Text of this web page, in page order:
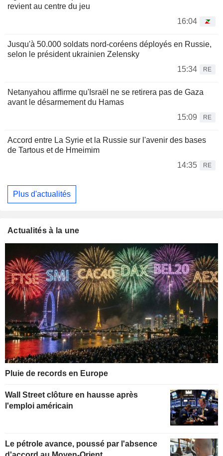
revient au centre du jeu
16:04
Jusqu'à 50.000 soldats nord-coréens déployés en Russie,
selon le président ukrainien Zelensky
15:34
RE
Netanyahou affirme qu'Israël ne se retirera pas de Gaza
avant le désarmement du Hamas
15:09
RE
Accord entre La Syrie et la Russie sur l'avenir des bases
de Tartous et de Hmeimim
14:35
RE
Plus d'actualités
Actualités à la une
Pluie de records en Europe
Wall Street clôture en hausse après
l'emploi américain
Le pétrole avance, poussé par l'absence